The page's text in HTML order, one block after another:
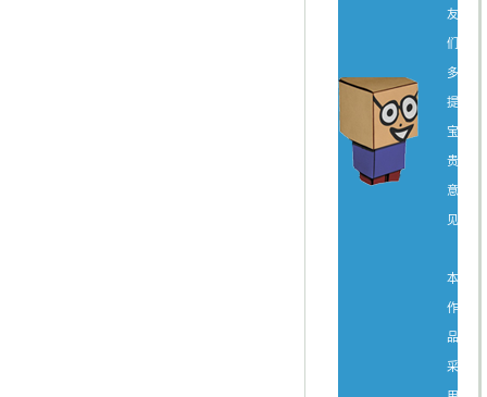
友
们
多
提
宝
贵
意
见。
本
作
品
采